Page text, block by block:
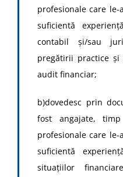
profesionale care le-
suficientă
contabil şi/sau
pregătirii practice
audit financiar;
b)dovedesc prin
fost angajate,
profesionale care le-
suficientă
situaţiilor